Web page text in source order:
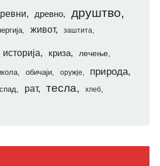
древно друштво
живот заштита
историја криза лечење
обичаји оружје природа
рат тесла хлеб